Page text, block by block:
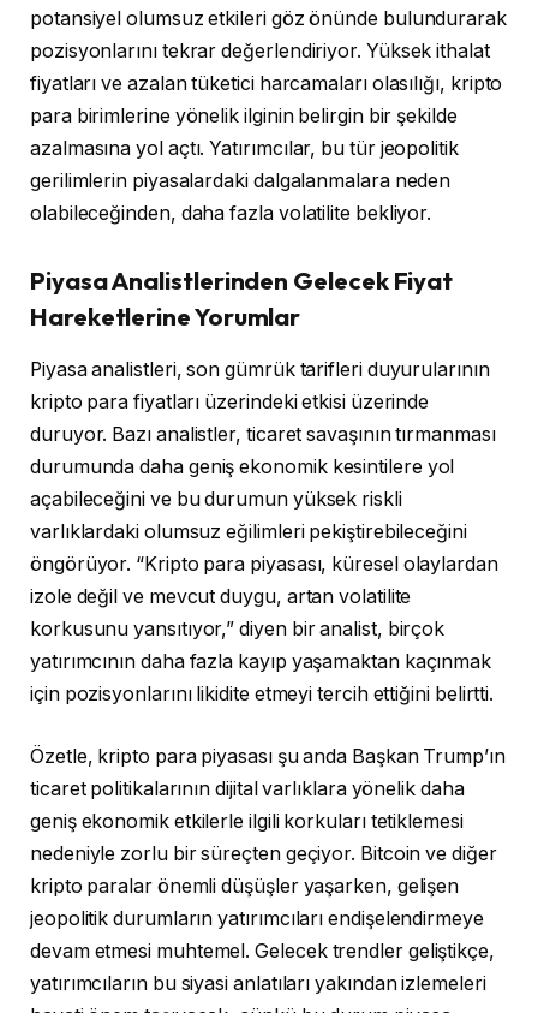
potansiyel olumsuz etkileri göz önünde bulundurarak
pozisyonlarını tekrar değerlendiriyor. Yüksek ithalat
fiyatları ve azalan tüketici harcamaları olasılığı, kripto
para birimlerine yönelik ilginin belirgin bir şekilde
azalmasına yol açtı. Yatırımcılar, bu tür jeopolitik
gerilimlerin piyasalardaki dalgalanmalara neden
olabileceğinden, daha fazla volatilite bekliyor.
Piyasa Analistlerinden Gelecek Fiyat
Hareketlerine Yorumlar
Piyasa analistleri, son gümrük tarifleri duyurularının
kripto para fiyatları üzerindeki etkisi üzerinde
duruyor. Bazı analistler, ticaret savaşının tırmanması
durumunda daha geniş ekonomik kesintilere yol
açabileceğini ve bu durumun yüksek riskli
varlıklardaki olumsuz eğilimleri pekiştirebileceğini
öngörüyor. “Kripto para piyasası, küresel olaylardan
izole değil ve mevcut duygu, artan volatilite
korkusunu yansıtıyor,” diyen bir analist, birçok
yatırımcının daha fazla kayıp yaşamaktan kaçınmak
için pozisyonlarını likidite etmeyi tercih ettiğini belirtti.
Özetle, kripto para piyasası şu anda Başkan Trump’ın
ticaret politikalarının dijital varlıklara yönelik daha
geniş ekonomik etkilerle ilgili korkuları tetiklemesi
nedeniyle zorlu bir süreçten geçiyor. Bitcoin ve diğer
kripto paralar önemli düşüşler yaşarken, gelişen
jeopolitik durumların yatırımcıları endişelendirmeye
devam etmesi muhtemel. Gelecek trendler geliştikçe,
yatırımcıların bu siyasi anlatıları yakından izlemeleri